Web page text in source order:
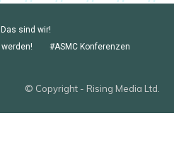
Das sind wir!
werden! #ASMC Konferenzen
© Copyright - Rising Media Ltd.